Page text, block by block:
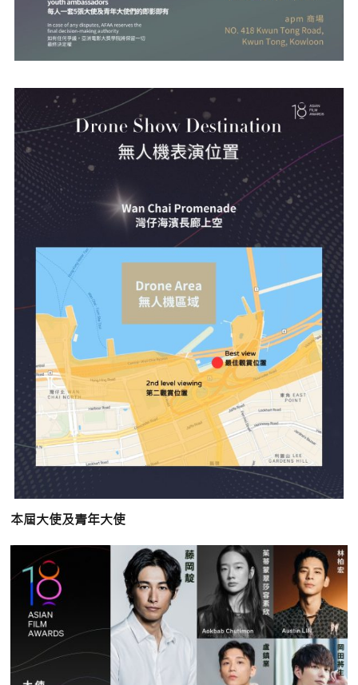
本屆大使及青年大使